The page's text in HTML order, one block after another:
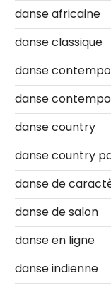
danse africaine
danse classique
danse
danse
danse country
danse country
danse de
danse de salon
danse en ligne
danse indienne